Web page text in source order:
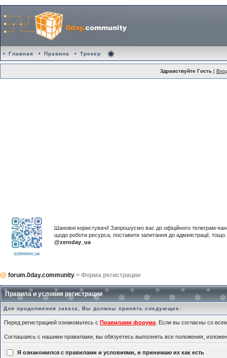
• Главная • Правила • Трекер
Здравствуйте Гость [
Шановні користувачі! Запрошуємо вас до офіційного телеграм-
щодо роботи ресурса, поставити запитання до адміністрації,
@zeroday_ua
forum.0day.community > Форма регистрации
Правила и условия регистрации
Для продолжения заказа, Вы должны принять следующее:
Перед регистрацией ознакомьтесь с Правилами форума . Если вы согласны со
Соглашаясь с нашими правилами, вы обязуетесь выполнять все положения,
Я ознакомился с правилами и условиями, и принимаю их как есть